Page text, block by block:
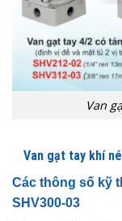
Van
Van gạt tay khí
Các thông số kỹ
SHV300-03